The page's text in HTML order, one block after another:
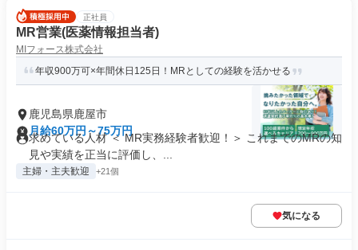
正社員
MR営業(医薬情報担当者)
MIフォース株式会社
年収900万可×年間休日125日！MRとしての経験を活かせる
鹿児島県鹿屋市
月給60万円～75万円
求めている人材 ＜ MR実務経験者歓迎！＞ これまでのMRの知
見や実績を正当に評価し、...
主婦・主夫歓迎 +21個
気になる